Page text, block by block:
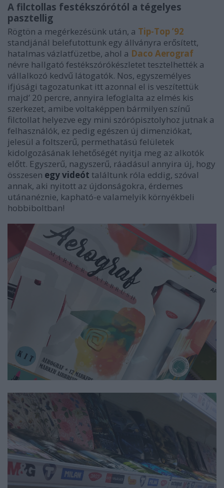
A filctollas festékszórótól a tégelyes
pasztellig
Rögtön a megérkezésünk után, a Tip-Top ’92
standjánál belefutottunk egy állványra erősített,
hatalmas vázlatfüzetbe, ahol a Daco Aerograf
névre hallgató festékszórókészletet tesztelhették a
vállalkozó kedvű látogatók. Nos, egyszemélyes
ifjúsági tagozatunkat itt azonnal el is veszítettük
majd’ 20 percre, annyira lefoglalta az elmés kis
szerkezet, amibe voltaképpen bármilyen színű
filctollat helyezve egy mini szórópisztolyhoz jutnak a
felhasználók, ez pedig egészen új dimenziókat,
jelesül a foltszerű, permethatású felületek
kidolgozásának lehetőségét nyitja meg az alkotók
előtt. Egyszerű, nagyszerű, ráadásul annyira új, hogy
összesen egy videót találtunk róla eddig, szóval
annak, aki nyitott az újdonságokra, érdemes
utánanéznie, kapható-e valamelyik környékbeli
hobbiboltban!